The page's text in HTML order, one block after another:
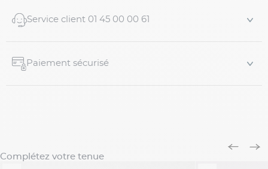
Service client 01 45 00 00 61
Paiement sécurisé
Complétez votre tenue